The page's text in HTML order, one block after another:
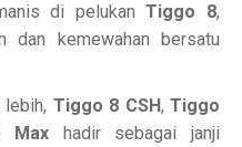
di pelukanTiggo 8,
dan kemewahan bersatu
lebih, Tiggo 8 CSH, Tiggo
Max hadir sebagai janji